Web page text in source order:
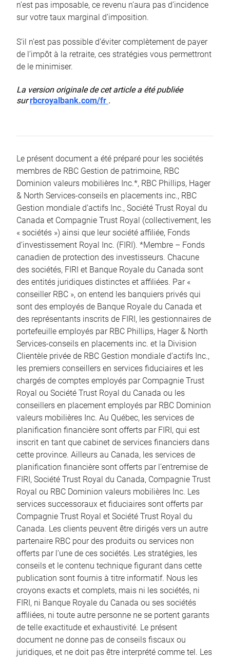
n’est pas imposable, ce revenu n’aura pas d’incidence
sur votre taux marginal d’imposition.
S’il n’est pas possible d’éviter complètement de payer
de l’impôt à la retraite, ces stratégies vous permettront
de le minimiser.
La version originale de cet article a été publiée
surrbcroyalbank.com/fr .
Le présent document a été préparé pour les sociétés
membres de RBC Gestion de patrimoine, RBC
Dominion valeurs mobilières Inc.*, RBC Phillips, Hager
& North Services-conseils en placements inc., RBC
Gestion mondiale d’actifs Inc., Société Trust Royal du
Canada et Compagnie Trust Royal (collectivement, les
« sociétés ») ainsi que leur société affiliée, Fonds
d’investissement Royal Inc. (FIRI). *Membre – Fonds
canadien de protection des investisseurs. Chacune
des sociétés, FIRI et Banque Royale du Canada sont
des entités juridiques distinctes et affiliées. Par «
conseiller RBC », on entend les banquiers privés qui
sont des employés de Banque Royale du Canada et
des représentants inscrits de FIRI, les gestionnaires de
portefeuille employés par RBC Phillips, Hager & North
Services-conseils en placements inc. et la Division
Clientèle privée de RBC Gestion mondiale d’actifs Inc.,
les premiers conseillers en services fiduciaires et les
chargés de comptes employés par Compagnie Trust
Royal ou Société Trust Royal du Canada ou les
conseillers en placement employés par RBC Dominion
valeurs mobilières Inc. Au Québec, les services de
planification financière sont offerts par FIRI, qui est
inscrit en tant que cabinet de services financiers dans
cette province. Ailleurs au Canada, les services de
planification financière sont offerts par l’entremise de
FIRI, Société Trust Royal du Canada, Compagnie Trust
Royal ou RBC Dominion valeurs mobilières Inc. Les
services successoraux et fiduciaires sont offerts par
Compagnie Trust Royal et Société Trust Royal du
Canada. Les clients peuvent être dirigés vers un autre
partenaire RBC pour des produits ou services non
offerts par l’une de ces sociétés. Les stratégies, les
conseils et le contenu technique figurant dans cette
publication sont fournis à titre informatif. Nous les
croyons exacts et complets, mais ni les sociétés, ni
FIRI, ni Banque Royale du Canada ou ses sociétés
affiliées, ni toute autre personne ne se portent garants
de telle exactitude et exhaustivité. Le présent
document ne donne pas de conseils fiscaux ou
juridiques, et ne doit pas être interprété comme tel. Les